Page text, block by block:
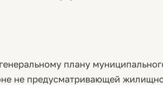
плану
не предусматривающей